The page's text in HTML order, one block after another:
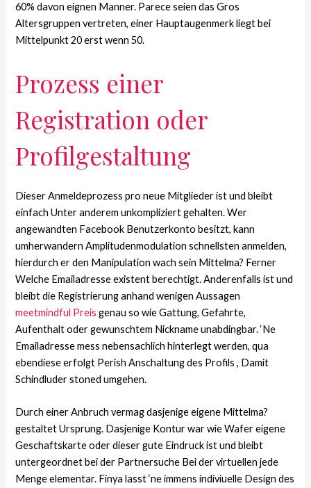
60% davon eignen Manner. Parece seien das Gros
Altersgruppen vertreten, einer Hauptaugenmerk liegt bei
Mittelpunkt 20 erst wenn 50.
Prozess einer
Registration oder
Profilgestaltung
Dieser Anmeldeprozess pro neue Mitglieder ist und bleibt
einfach Unter anderem unkompliziert gehalten. Wer
angewandten Facebook Benutzerkonto besitzt, kann
umherwandern Amplitudenmodulation schnellsten anmelden,
hierdurch er den Manipulation wach sein Mittelma? Ferner
Welche Emailadresse existent berechtigt. Anderenfalls ist und
bleibt die Registrierung anhand wenigen Aussagen
meetmindful Preis genau so wie Gattung, Gefahrte,
Aufenthalt oder gewunschtem Nickname unabdingbar. ‘Ne
Emailadresse mess nebensachlich hinterlegt werden, qua
ebendiese erfolgt Perish Anschaltung des Profils , Damit
Schindluder stoned umgehen.
Durch einer Anbruch vermag dasjenige eigene Mittelma?
gestaltet Ursprung. Dasjenige Kontur war wie Wafer eigene
Geschaftskarte oder dieser gute Eindruck ist und bleibt
untergeordnet bei der Partnersuche Bei der virtuellen jede
Menge elementar. Finya lasst ‘ne immens indiviuelle Design des